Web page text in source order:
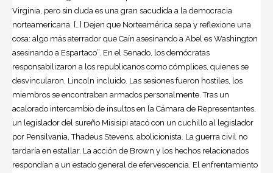
Virginia, pero sin duda es una gran sacudida a la democracia
norteamericana. […] Dejen que Norteamérica sepa y reflexione una
cosa: algo más aterrador que Caín asesinando a Abel es Washington
asesinando a Espartaco”. En el Senado, los demócratas
responsabilizaron a los republicanos como cómplices, quienes se
desvincularon, Lincoln incluido. Las sesiones fueron hostiles, los
miembros se encontraban armados personalmente. Tras un
acalorado intercambio de insultos en la Cámara de Representantes,
un legislador del sureño Misisipi atacó con un cuchillo al legislador
por Pensilvania, Thadeus Stevens, abolicionista. La guerra civil no
tardaría en estallar. La acción de Brown y los hechos relacionados
respondían a un estado general de efervescencia. El enfrentamiento